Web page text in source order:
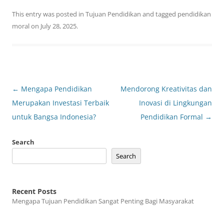
This entry was posted in Tujuan Pendidikan and tagged pendidikan
moralon July 28, 2025.
Post
navigation
← Mengapa Pendidikan
Merupakan Investasi Terbaik
untuk Bangsa Indonesia?
Mendorong Kreativitas dan
Inovasi di Lingkungan
Pendidikan Formal →
Search
Search
Recent Posts
Mengapa Tujuan Pendidikan Sangat Penting Bagi Masyarakat